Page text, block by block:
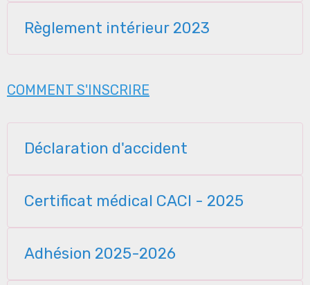
Règlement intérieur 2023
COMMENT S'INSCRIRE
Déclaration d'accident
Certificat médical CACI - 2025
Adhésion 2025-2026